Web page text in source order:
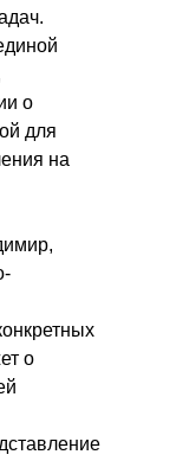
о
для
на
о